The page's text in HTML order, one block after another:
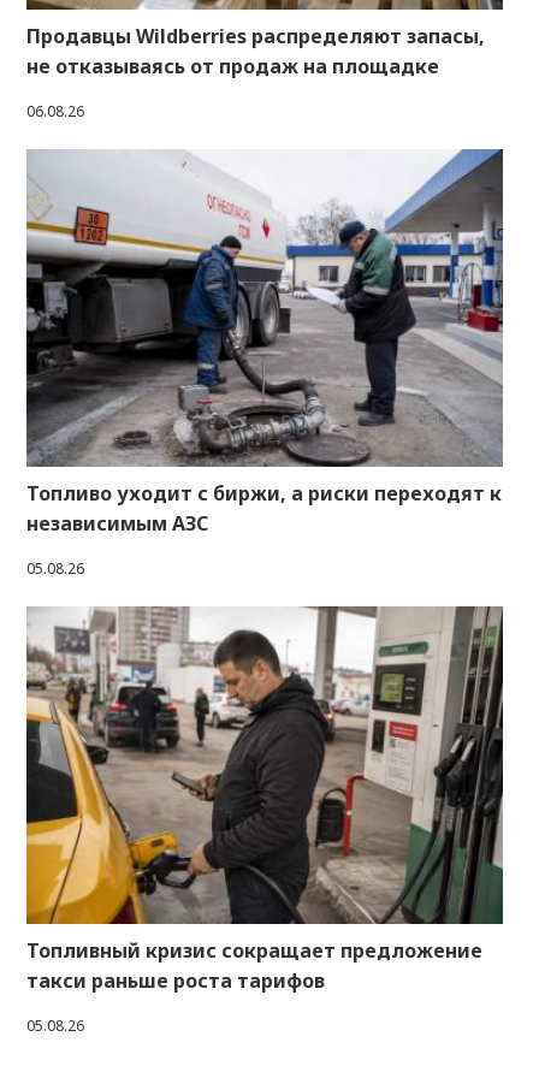
Продавцы Wildberries распределяют запасы,
не отказываясь от продаж на площадке
06.08.26
Топливо уходит с биржи, а риски переходят к
независимым АЗС
05.08.26
Топливный кризис сокращает предложение
такси раньше роста тарифов
05.08.26